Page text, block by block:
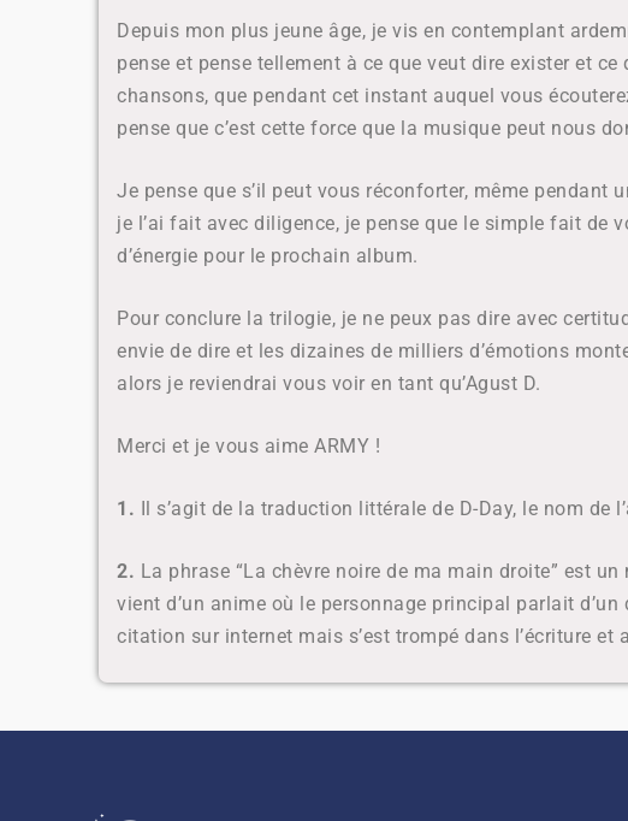
Depuis mon plus jeune âge, je vis en contemplant
pense et pense tellement à ce que veut dire exister et
chansons, que pendant cet instant auquel vous
pense que c’est cette force que la musique peut nous
Je pense que s’il peut vous réconforter, même
je l’ai fait avec diligence, je pense que le simple fait de
d’énergie pour le prochain album.
Pour conclure la trilogie, je ne peux pas dire avec
envie de dire et les dizaines de milliers d’émotions
alors je reviendrai vous voir en tant qu’Agust D.
Merci et je vous aime ARMY !
1. Il s’agit de la traduction littérale de D-Day, le nom de
2. La phrase “La chèvre noire de ma main droite” est
vient d’un anime où le personnage principal parlait d’un
citation sur internet mais s’est trompé dans l’écriture et